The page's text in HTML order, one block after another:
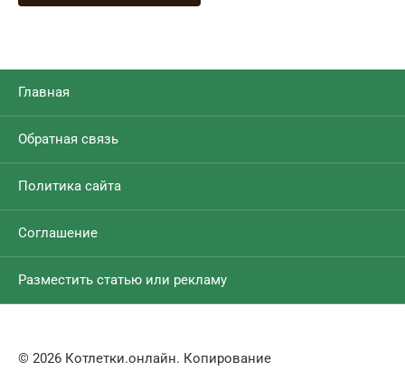
Главная
Обратная связь
Политика сайта
Соглашение
Разместить статью или рекламу
© 2026 Котлетки.онлайн. Копирование